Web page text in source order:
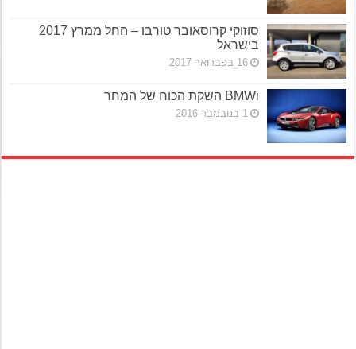
סוזוקי קרוסאובר טורבו – החל ממרץ 2017
בישראל
16 בפברואר 2017
BMWi השקת הכוח של המחר
1 בנובמבר 2016